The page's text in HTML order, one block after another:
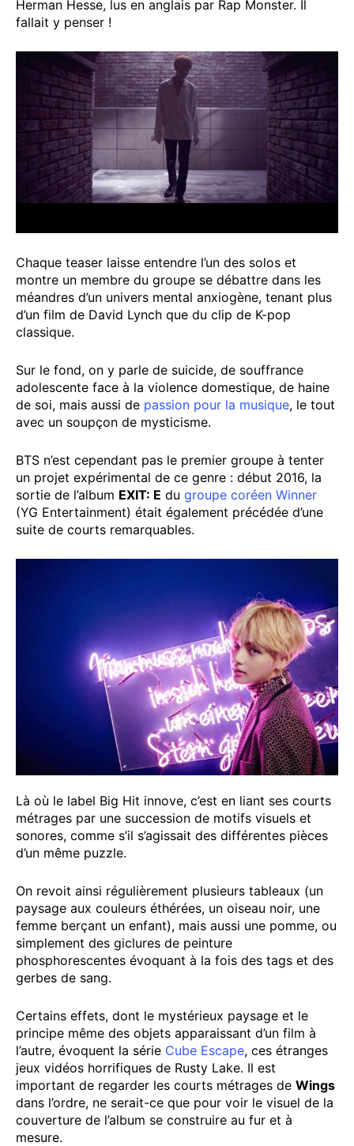
Herman Hesse, lus en anglais par Rap Monster. Il
fallait y penser !
Chaque teaser laisse entendre l’un des solos et
montre un membre du groupe se débattre dans les
méandres d’un univers mental anxiogène, tenant plus
d’un film de David Lynch que du clip de K-pop
classique.
Sur le fond, on y parle de suicide, de souffrance
adolescente face à la violence domestique, de haine
de soi, mais aussi de passion pour la musique, le tout
avec un soupçon de mysticisme.
BTS n’est cependant pas le premier groupe à tenter
un projet expérimental de ce genre : début 2016, la
sortie de l’album EXIT: E du groupe coréen Winner
(YG Entertainment) était également précédée d’une
suite de courts remarquables.
Là où le label Big Hit innove, c’est en liant ses courts
métrages par une succession de motifs visuels et
sonores, comme s’il s’agissait des différentes pièces
d’un même puzzle.
On revoit ainsi régulièrement plusieurs tableaux (un
paysage aux couleurs éthérées, un oiseau noir, une
femme berçant un enfant), mais aussi une pomme, ou
simplement des giclures de peinture
phosphorescentes évoquant à la fois des tags et des
gerbes de sang.
Certains effets, dont le mystérieux paysage et le
principe même des objets apparaissant d’un film à
l’autre, évoquent la série Cube Escape, ces étranges
jeux vidéos horrifiques de Rusty Lake. Il est
important de regarder les courts métrages de Wings
dans l’ordre, ne serait-ce que pour voir le visuel de la
couverture de l’album se construire au fur et à
mesure.